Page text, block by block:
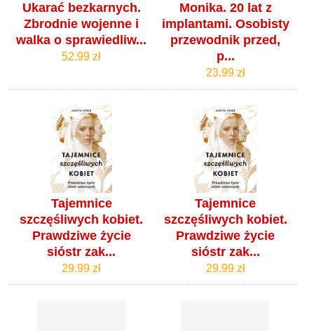
Ukarać bezkarnych.
Zbrodnie wojenne i
walka o sprawiedliw...
52.99 zł
Monika. 20 lat z
implantami. Osobisty
przewodnik przed,
p...
23.99 zł
Tajemnice
szczęśliwych kobiet.
Prawdziwe życie
sióstr zak...
29.99 zł
Tajemnice
szczęśliwych kobiet.
Prawdziwe życie
sióstr zak...
29.99 zł